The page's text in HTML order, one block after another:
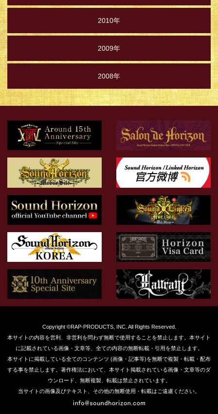
2010年
2009年
2008年
Copyright ©RAP-PRODUCTS, INC. All Rights Reserved.
本サイトの内容を営利、非営利を問わず無断で使用することを禁止します。本サイト
に記載されている画像・文章等、全ての内容の無断転載・引用を禁止します。
本サイトに掲載している全てのコンテンツ (画像・記事等)を無断で複製・転載・配布
する事を禁止します。著作権法において、本サイト掲載されている画像・文章等のダ
ウンロード、無断複製、転載は禁止されています。
当サイトの画像及びテキスト、その他の無断使用・転載はご遠慮ください。